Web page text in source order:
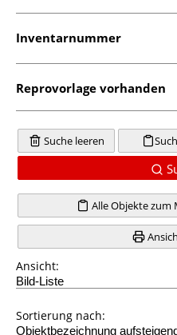
Inventarnummer
Reprovorlage vorhanden
Suche leeren
Alle Objekte zum
Ansicht:
Sortierung nach: